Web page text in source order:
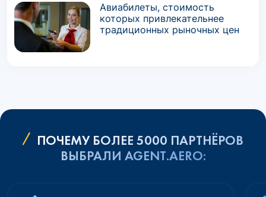
Авиабилеты, стоимость
которых привлекательнее
традиционных рыночных цен
ПОЧЕМУ БОЛЕЕ 5000 ПАРТНЁРОВ
ВЫБРАЛИ AGENT.AERO: